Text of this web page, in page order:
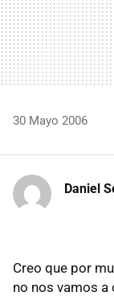
30 Mayo 2006
Daniel
Creo que por
no nos vamos a